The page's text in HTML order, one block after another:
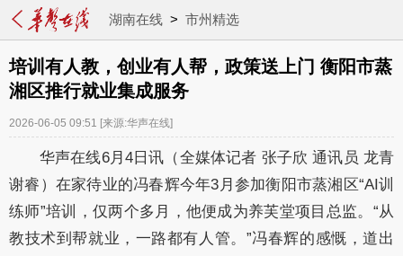
湖南在线> 市州精选
培训有人教，创业有人帮，政策送上门 衡阳市蒸
湘区推行就业集成服务
2026-06-05 09:51 [来源:华声在线]
华声在线6月4日讯（全媒体记者 张子欣 通讯员 龙青
谢睿）在家待业的冯春辉今年3月参加衡阳市蒸湘区“AI训
练师”培训，仅两个多月，他便成为养芙堂项目总监。“从
教技术到帮就业，一路都有人管。”冯春辉的感慨，道出